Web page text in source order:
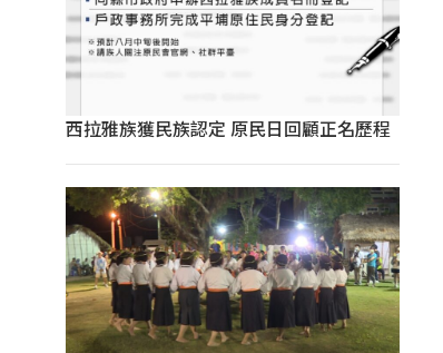
西拉雅族獲民族認定 原民日回顧正名歷程